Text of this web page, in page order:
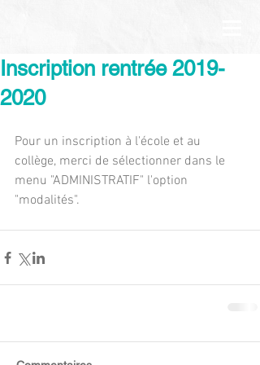
Inscription rentrée 2019-
2020
Pour un inscription à l'école et au
collège, merci de sélectionner dans le
menu "ADMINISTRATIF" l'option
"modalités".